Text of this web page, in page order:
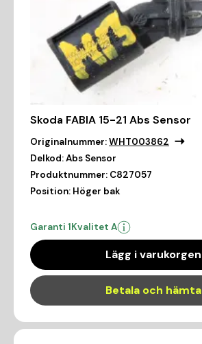
Skoda FABIA 15-21 Abs Sensor
Originalnummer:WHT003862
Delkod:Abs Sensor
Produktnummer: C827057
Position: Höger bak
Garanti 1Kvalitet A
Lägg i varukorgen
Betala och hämta